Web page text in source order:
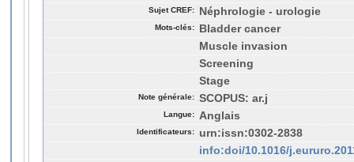
Sujet CREF: Néphrologie - urologie
Mots-clés:
Bladder cancer
Muscle invasion
Screening
Stage
Note générale: SCOPUS: ar.j
Langue: Anglais
Identificateurs:
urn:issn:0302-2838
info:doi/10.1016/